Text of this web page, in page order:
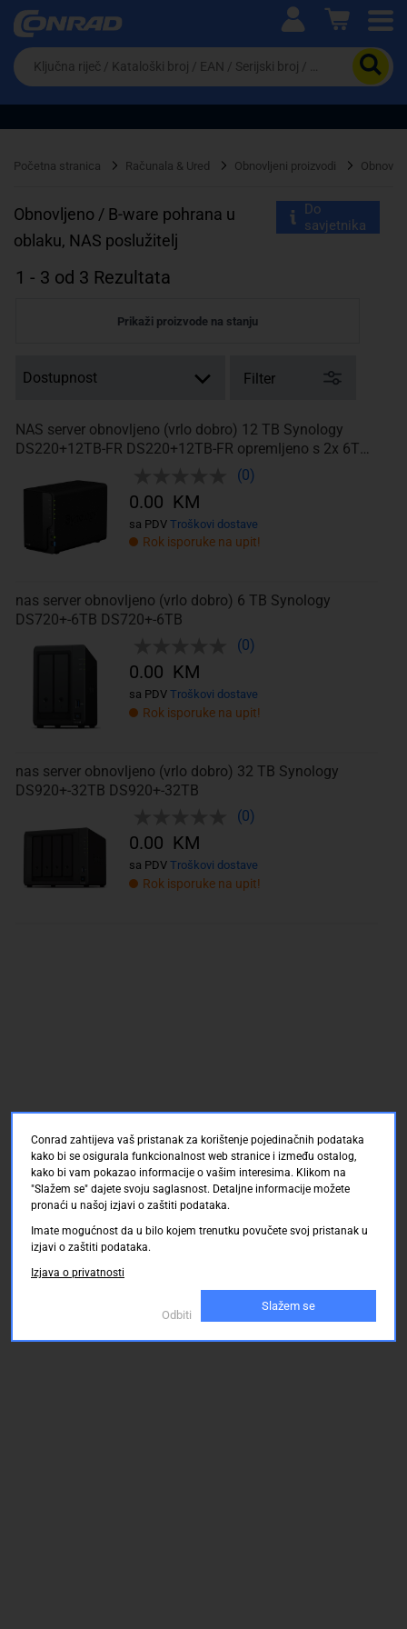
Ova postavka prilagođava asortiman proizvoda i
cijene vašim potrebama.
Da
biste
potražili
proizvod,
unesite
riječ,
EAN
ili
serijski
Početna stranica Računala & Ured Obnovljeni proizvodi
Obnovljeno / B-ware pohrana u
oblaku, NAS poslužitelj
Do
savjetnika
1 - 3 od 3 Rezultata
Prikaži proizvode na stanju
Filter
NAS server obnovljeno (vrlo dobro) 12 TB Synology
DS220+12TB-FR DS220+12TB-FR opremljeno s 2x 6TB
(0)
Rok isporuke na upit!
0.00 KM
sa PDV Troškovi dostave
nas server obnovljeno (vrlo dobro) 6 TB Synology
DS720+-6TB DS720+-6TB
(0)
Rok isporuke na upit!
0.00 KM
sa PDV Troškovi dostave
nas server obnovljeno (vrlo dobro) 32 TB Synology
DS920+-32TB DS920+-32TB
(0)
Rok isporuke na upit!
0.00 KM
sa PDV Troškovi dostave
Conrad zahtijeva vaš pristanak za korištenje pojedinačnih podataka
kako bi se osigurala funkcionalnost web stranice i između ostalog,
kako bi vam pokazao informacije o vašim interesima. Klikom na
"Slažem se" dajete svoju saglasnost. Detaljne informacije možete
pronaći u našoj izjavi o zaštiti podataka.
Imate mogućnost da u bilo kojem trenutku povučete svoj pristanak u
izjavi o zaštiti podataka.
Izjava o privatnosti
Odbiti
Slažem se